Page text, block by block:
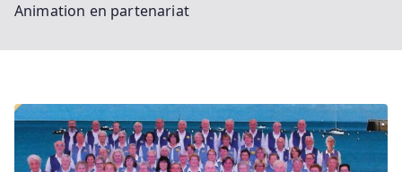
Animation en partenariat